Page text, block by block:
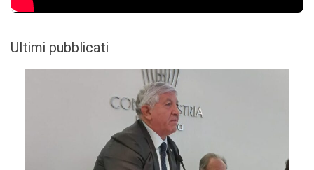
Ultimi pubblicati